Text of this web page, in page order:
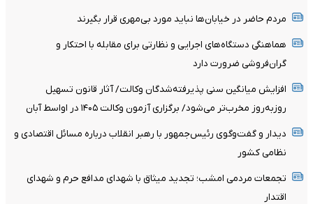
مردم حاضر در خیابان‌ها نباید مورد بی‌مهری قرار بگیرند
هماهنگی دستگاه‌های اجرایی و نظارتی برای مقابله با احتکار و
گران‌فروشی ضرورت دارد
افزایش میانگین سنی پذیرفته‌شدگان وکالت/ آثار قانون تسهیل
روزبه‌روز مخرب‌تر می‌شود/ برگزاری آزمون وکالت ۱۴۰۵ در اواسط آبان
دیدار و گفت‌وگوی رئیس‌جمهور با رهبر انقلاب درباره مسائل اقتصادی و
نظامی کشور
تجمعات مردمی امشب؛ تجدید میثاق با شهدای مدافع حرم و شهدای
اقتدار